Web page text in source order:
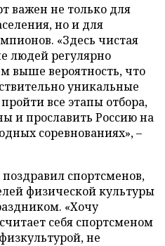
важен не только для
но и для
«Здесь чистая
людей регулярно
выше вероятность, что
уникальные
все этапы отбора,
и прославить Россию на
соревнованиях», –
спортсменов,
физической культуры
«Хочу
себя спортсменом
не